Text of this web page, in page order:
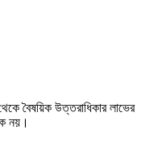
বৈষয়িক উত্তরাধিকার লাভের
নয়।